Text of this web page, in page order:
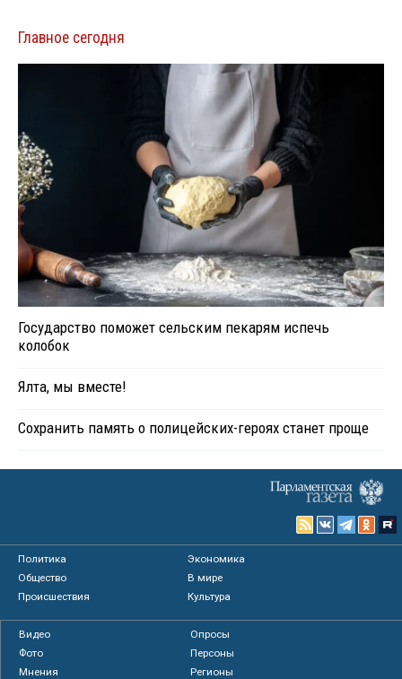
Главное сегодня
Государство поможет сельским пекарям испечь
колобок
Ялта, мы вместе!
Сохранить память о полицейских-героях станет проще
Политика
Экономика
Общество
В мире
Происшествия
Культура
Видео
Опросы
Фото
Персоны
Мнения
Регионы